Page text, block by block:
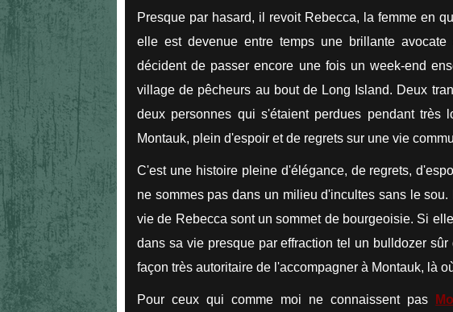
Presque par hasard, il revoit Rebecca, la femme en
elle est devenue entre temps une brillante
décident de passer encore une fois un week-end
village de pêcheurs au bout de Long Island. Deux
deux personnes qui s'étaient perdues pendant très
Montauk, plein d'espoir et de regrets sur une vie
C'est une histoire pleine d'élégance, de regrets,
ne sommes pas dans un milieu d'incultes sans le
vie de Rebecca sont un sommet de bourgeoisie. Si
dans sa vie presque par effraction tel un bulldozer
façon très autoritaire de l'accompagner à Montauk, là
Pour ceux qui comme moi ne connaissent pas